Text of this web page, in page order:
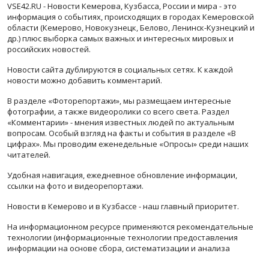
VSE42.RU - Новости Кемерова, Кузбасса, России и мира - это
информация о событиях, происходящих в городах Кемеровской
области (Кемерово, Новокузнецк, Белово, Ленинск-Кузнецкий и
др.) плюс выборка самых важных и интересных мировых и
российских новостей.
Новости сайта дублируются в социальных сетях. К каждой
новости можно добавить комментарий.
В разделе «Фоторепортажи», мы размещаем интересные
фотографии, а также видеоролики со всего света. Раздел
«Комментарии» - мнения известных людей по актуальным
вопросам. Особый взгляд на факты и события в разделе «В
цифрах». Мы проводим еженедельные «Опросы» среди наших
читателей.
Удобная навигация, ежедневное обновление информации,
ссылки на фото и видеорепортажи.
Новости в Кемерово и в Кузбассе - наш главный приоритет.
На информационном ресурсе применяются рекомендательные
технологии (информационные технологии предоставления
информации на основе сбора, систематизации и анализа